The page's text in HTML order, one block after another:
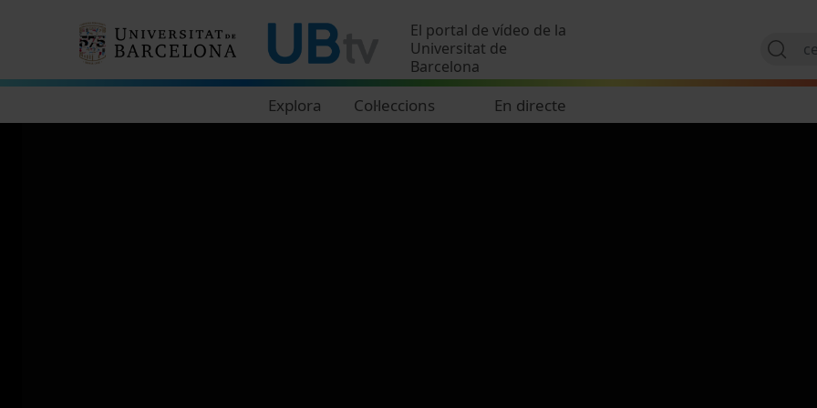
El portal de vídeo de la
Universitat de
Barcelona
Explora Col·leccions En directe